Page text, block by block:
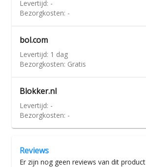
Levertijd: -
Bezorgkosten: -
bol.com
Levertijd: 1 dag
Bezorgkosten: Gratis
Blokker.nl
Levertijd: -
Bezorgkosten: -
Reviews
Er zijn nog geen reviews van dit product